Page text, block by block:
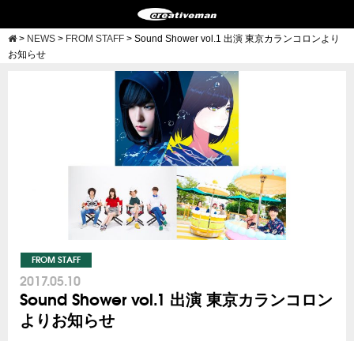
> NEWS > FROM STAFF > Sound Shower vol.1 出演 東京カランコロンより
お知らせ
FROM STAFF
2017.05.10
Sound Shower vol.1 出演 東京カランコロン
よりお知らせ